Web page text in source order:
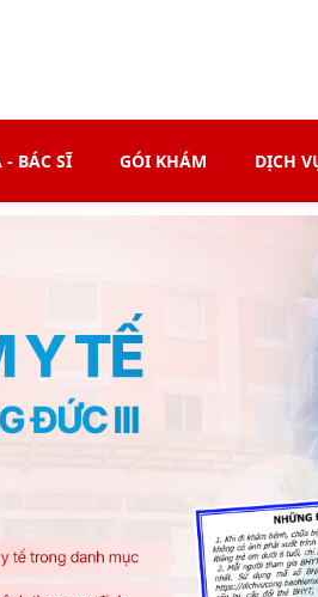
- BÁC SĨ GÓI KHÁM DỊCH